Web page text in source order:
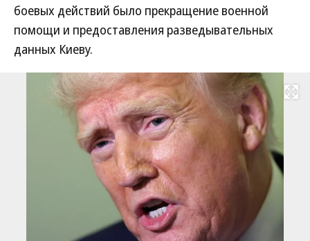
боевых действий было прекращение военной
помощи и предоставления разведывательных
данных Киеву.
Развернуть